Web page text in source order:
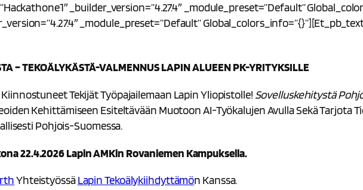
_builder_version=”4.27.4″ _module_preset=”default”
_module_preset=”default”
– TEKOÄLYKÄSTÄ-VALMENNUS LAPIN ALUEEN PK-YRITYKSILLE
Tekijät Työpajailemaan Lapin Yliopistolle! Sovelluskehitystä
Kehittämiseen Esiteltävään Muotoon AI-Työkalujen Avulla Sekä Tarjota
Pohjois-Suomessa.
22.4.2026 Lapin AMKin Rovaniemen Kampuksella.
YhteistyössäLapin TekoälykiihdyttämöN Kanssa.